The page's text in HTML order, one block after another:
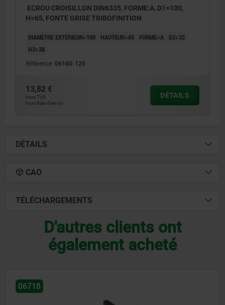
ECROU CROISILLON DIN6335, FORME:A, D1=100,
H=65, FONTE GRISE TRIBOFINITION
DIAMÈTRE EXTÉRIEUR=100 HAUTEUR=65 FORME=A
D2=32
H3=38
Référence: 06160-120
13,82 €
hors TVA
hors frais d’envoi
DÉTAILS
DÉTAILS
CAO
TÉLÉCHARGEMENTS
D'autres clients ont
également acheté